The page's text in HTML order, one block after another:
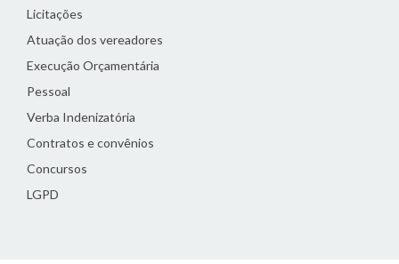
Licitações
Atuação dos vereadores
Execução Orçamentária
Pessoal
Verba Indenizatória
Contratos e convênios
Concursos
LGPD